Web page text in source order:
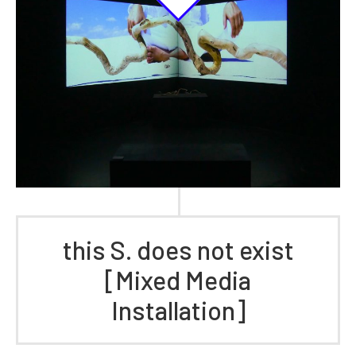
this S. does not exist
[Mixed Media
Installation]